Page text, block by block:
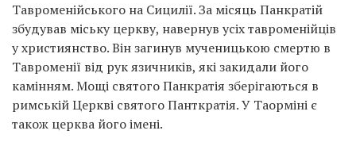
Тавроменійського на Сицилії. За місяць Панкратій
збудував міську церкву, навернув усіх тавроменійців
у християнство. Він загинув мученицькою смертю в
Тавроменії від рук язичників, які закидали його
камінням. Мощі святого Панкратія зберігаються в
римській Церкві святого Панткратія. У Таорміні є
також церква його імені.